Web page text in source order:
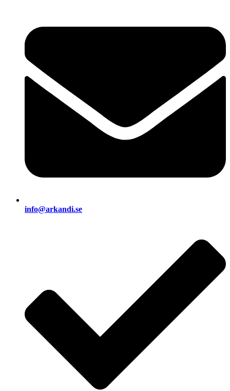
info@arkandi.se